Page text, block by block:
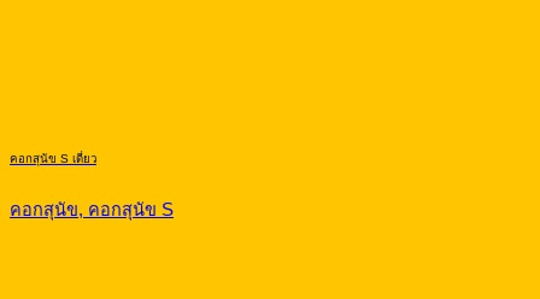
คอกสุนัข S เดี่ยว
คอกสุนัข, คอกสุนัข S